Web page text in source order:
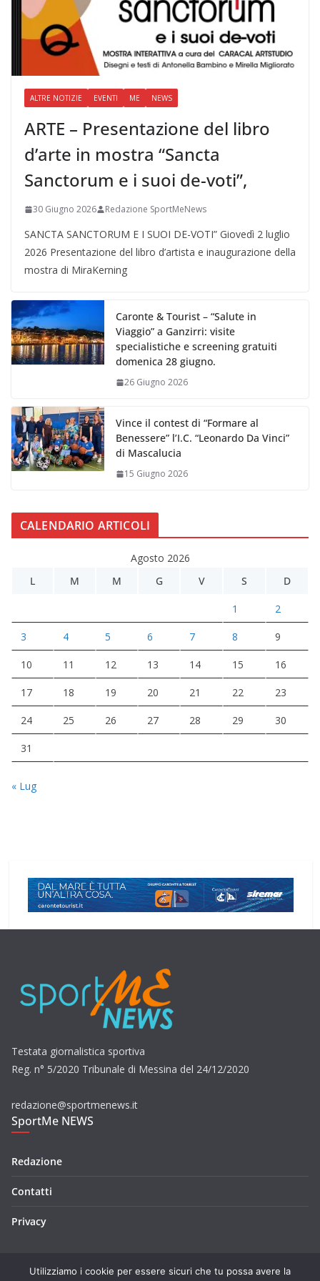
ALTRE NOTIZIE EVENTI ME NEWS
ARTE – Presentazione del libro
d’arte in mostra “Sancta
Sanctorum e i suoi de-voti”,
30 Giugno 2026 Redazione SportMeNews
SANCTA SANCTORUM E I SUOI DE-VOTI” Giovedì 2 luglio
2026 Presentazione del libro d’artista e inaugurazione della
mostra di MiraKerning
Caronte & Tourist – “Salute in
Viaggio” a Ganzirri: visite
specialistiche e screening gratuiti
domenica 28 giugno.
26 Giugno 2026
Vince il contest di “Formare al
Benessere” l’I.C. “Leonardo Da Vinci”
di Mascalucia
15 Giugno 2026
CALENDARIO ARTICOLI
Agosto 2026
L
M M G V S D
1 2
3 4 5 6 7 8 9
10 11 12 13 14 15 16
17 18 19 20 21 22 23
24 25 26 27 28 29 30
31
« Lug
Testata giornalistica sportiva
Reg. n° 5/2020 Tribunale di Messina del 24/12/2020
redazione@sportmenews.it
SportMe NEWS
Redazione
Contatti
Privacy
Utilizziamo i cookie per essere sicuri che tu possa avere la